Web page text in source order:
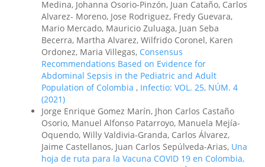
Medina, Johanna Osorio-Pinzón, Juan Cataño, Carlos
Alvarez- Moreno, Jose Rodriguez, Fredy Guevara,
Mario Mercado, Mauricio Zuluaga, Juan Seba
Becerra, Martha Alvarez, Wilfrido Coronel, Karen
Ordonez, Maria Villegas, Consensus
Recommendations Based on Evidence for
Abdominal Sepsis in the Pediatric and Adult
Population of Colombia , Infectio: VOL. 25, NÚM. 4
(2021)
Jorge Enrique Gomez Marín, Jhon Carlos Castaño
Osorio, Manuel Alfonso Patarroyo, Manuela Mejía-
Oquendo, Willy Valdivia-Granda, Carlos Álvarez,
Jaime Castellanos, Juan Carlos Sepúlveda-Arias, Una
hoja de ruta para la Vacuna COVID 19 en Colombia,